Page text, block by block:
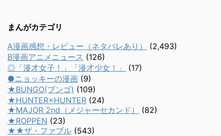
まんがカテゴリ
A漫画感想・レビュー（ネタバレあり）
(2,493)
B漫画アニメニュース (126)
◎「漫才女子！」「漫才少女！」
(17)
●ニョッキーの漫画 (9)
★BUNGO(ブンゴ) (109)
★HUNTER×HUNTER (24)
★MAJOR 2nd（メジャーセカンド）
(82)
★ROPPEN (23)
★★ザ・ファブル (543)